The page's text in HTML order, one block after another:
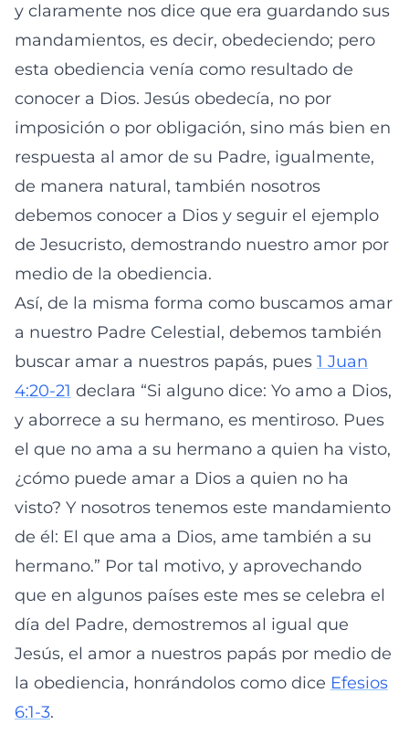
y claramente nos dice que era guardando sus
mandamientos, es decir, obedeciendo; pero
esta obediencia venía como resultado de
conocer a Dios. Jesús obedecía, no por
imposición o por obligación, sino más bien en
respuesta al amor de su Padre, igualmente,
de manera natural, también nosotros
debemos conocer a Dios y seguir el ejemplo
de Jesucristo, demostrando nuestro amor por
medio de la obediencia.
Así, de la misma forma como buscamos amar
a nuestro Padre Celestial, debemos también
buscar amar a nuestros papás, pues 1 Juan
4:20-21 declara “Si alguno dice: Yo amo a Dios,
y aborrece a su hermano, es mentiroso. Pues
el que no ama a su hermano a quien ha visto,
¿cómo puede amar a Dios a quien no ha
visto? Y nosotros tenemos este mandamiento
de él: El que ama a Dios, ame también a su
hermano.” Por tal motivo, y aprovechando
que en algunos países este mes se celebra el
día del Padre, demostremos al igual que
Jesús, el amor a nuestros papás por medio de
la obediencia, honrándolos como dice Efesios
6:1-3.